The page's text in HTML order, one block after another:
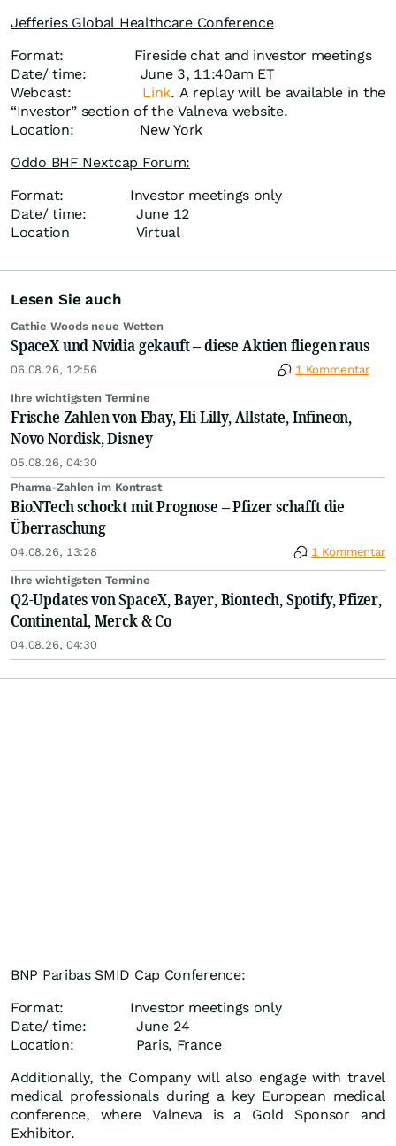
Jefferies Global Healthcare Conference
Format: Fireside chat and investor meetings
Date/ time: June 3, 11:40am ET
Webcast: Link. A replay will be available in the
“Investor” section of the Valneva website.
Location: New York
Oddo BHF Nextcap Forum:
Format: Investor meetings only
Date/ time: June 12
Location Virtual
Lesen Sie auch
Cathie Woods neue Wetten
SpaceX und Nvidia gekauft – diese Aktien fliegen raus
06.08.26, 12:56 1 Kommentar
Ihre wichtigsten Termine
Frische Zahlen von Ebay, Eli Lilly, Allstate, Infineon,
Novo Nordisk, Disney
05.08.26, 04:30
Pharma-Zahlen im Kontrast
BioNTech schockt mit Prognose – Pfizer schafft die
Überraschung
04.08.26, 13:28 1 Kommentar
Ihre wichtigsten Termine
Q2-Updates von SpaceX, Bayer, Biontech, Spotify, Pfizer,
Continental, Merck & Co
04.08.26, 04:30
BNP Paribas SMID Cap Conference:
Format: Investor meetings only
Date/ time: June 24
Location: Paris, France
Additionally, the Company will also engage with travel
medical professionals during a key European medical
conference, where Valneva is a Gold Sponsor and
Exhibitor.